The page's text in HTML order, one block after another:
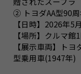
② トヨダAA型90
【日時】2026年5
【場所】クルマ
【展示車両】ト
型乗用車(1947年)